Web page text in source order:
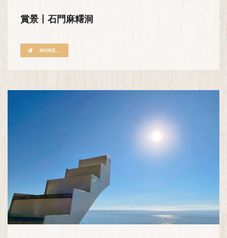
賞景丨石門麻糬洞
MORE...